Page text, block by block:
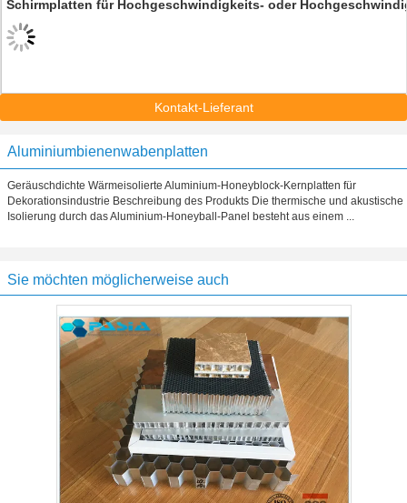
Schirmplatten für Hochgeschwindigkeits- oder
Kontakt-Lieferant
Aluminiumbienenwabenplatten
Geräuschdichte Wärmeisolierte Aluminium-Honeyblock-Kernplatten für
Dekorationsindustrie Beschreibung des Produkts Die thermische und akustische
Isolierung durch das Aluminium-Honeyball-Panel besteht aus einem ...
Sie möchten möglicherweise auch